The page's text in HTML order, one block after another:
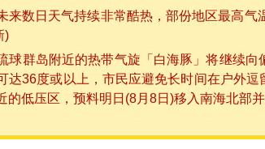
来数日天气持续非常酷热，部份地区最高
)
球群岛附近的热带气旋「白海豚」将继续
达36度或以上，市民应避免长时间在户外
的低压区，预料明日(8月8日)移入南海北部